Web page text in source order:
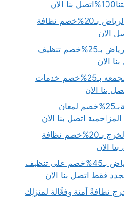
شركة تنظيف مدارس بالرياض بـ20%خصم نظافة
الان
شركة تنظيف مسابح بالرياض بـ25%خصم تنظيف
الان
شركة تنظيف منازل بالمجمعه بـ25%خصم خدمات
بنا الان
شركة تنظيف بالمزاحميةبـ25%خصم لمعان
اتصل بنا الان
شركة تنظيف خزانات بالخرج بـ20%خصم نظافة
الان
شركة تنظيف بيوت بالرياض بـ45%خصم على تنظيف
فقط اتصل بنا الان
نظافةٌ آمنة وفعَّالة لمنزلِك